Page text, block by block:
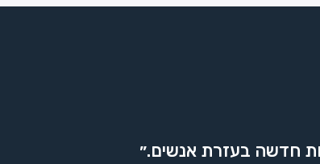
חדשה בעזרת אנשים.״